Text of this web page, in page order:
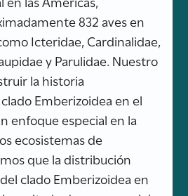
832 aves en
Icteridae, Cardinalidae,
y Parulidae. Nuestro
la historia
Emberizoidea en el
enfoque especial en la
ecosistemas de
que la distribución
clado Emberizoidea en